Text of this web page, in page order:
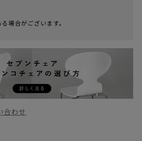
場合がございます。
合わせ